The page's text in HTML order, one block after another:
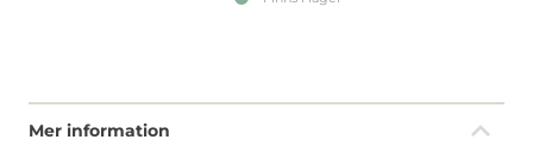
Mer information